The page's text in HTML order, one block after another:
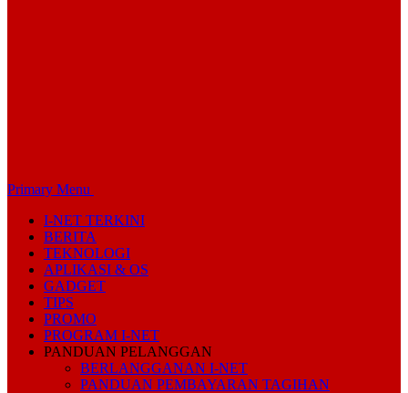
Primary Menu
I-NET TERKINI
BERITA
TEKNOLOGI
APLIKASI & OS
GADGET
TIPS
PROMO
PROGRAM I-NET
PANDUAN PELANGGAN
BERLANGGANAN I-NET
PANDUAN PEMBAYARAN TAGIHAN